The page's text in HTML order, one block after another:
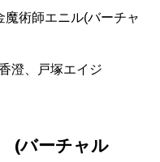
術師エニル(バーチャ
澄、戸塚エイジ
(バーチャル